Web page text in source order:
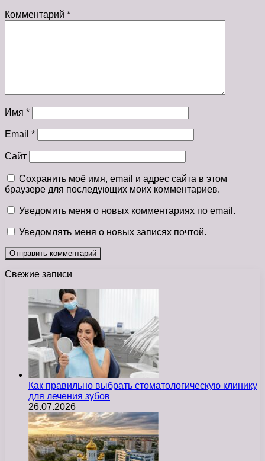
Комментарий *
Имя *
Email *
Сайт
Сохранить моё имя, email и адрес сайта в этом
браузере для последующих моих комментариев.
Уведомить меня о новых комментариях по email.
Уведомлять меня о новых записях почтой.
Свежие записи
Как правильно выбрать стоматологическую клинику
для лечения зубов
26.07.2026